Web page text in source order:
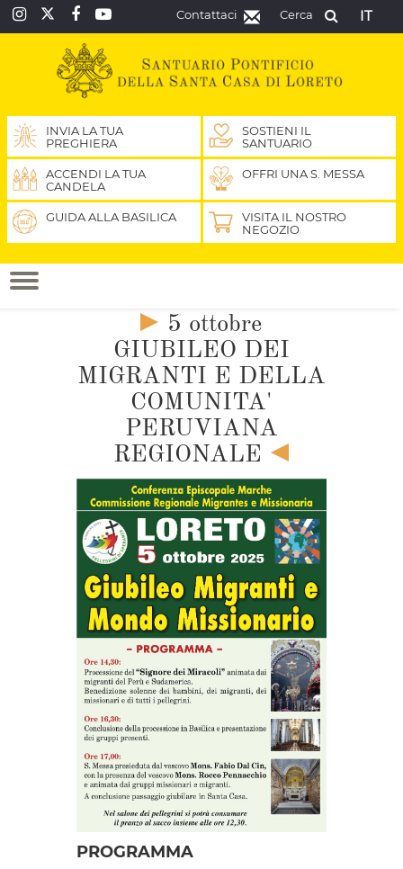
IT
Cerca
Contattaci
INVIA LA TUA
PREGHIERA
SOSTIENI IL
SANTUARIO
ACCENDI LA TUA
CANDELA
OFFRI UNA S. MESSA
GUIDA ALLA BASILICA
VISITA IL NOSTRO
NEGOZIO
5 ottobre
GIUBILEO DEI
MIGRANTI E DELLA
COMUNITA'
PERUVIANA
REGIONALE
PROGRAMMA